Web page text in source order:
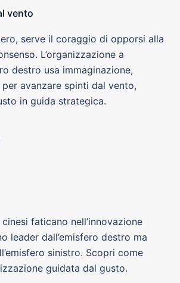
vento
serve il coraggio di opporsi alla
L’organizzazione a
destro usa immaginazione,
avanzare spinti dal vento,
in guida strategica.
faticano nell’innovazione
leader dall’emisfero destro ma
sinistro. Scopri come
guidata dal gusto.